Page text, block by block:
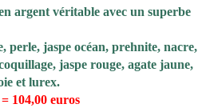
argent véritable avec un superbe
perle, jaspe océan, prehnite, nacre,
jaspe rouge, agate jaune,
et lurex.
104,00 euros